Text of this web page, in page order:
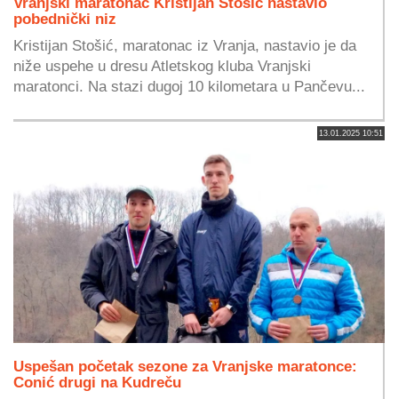
pobednički niz
Kristijan Stošić, maratonac iz Vranja, nastavio je da
niže uspehe u dresu Atletskog kluba Vranjski
maratonci. Na stazi dugoj 10 kilometara u Pančevu...
13.01.2025 10:51
Uspešan početak sezone za Vranjske maratonce:
Conić drugi na Kudreču